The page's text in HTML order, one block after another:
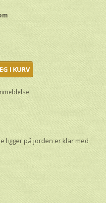
I KURV
ligger på jorden er klar med